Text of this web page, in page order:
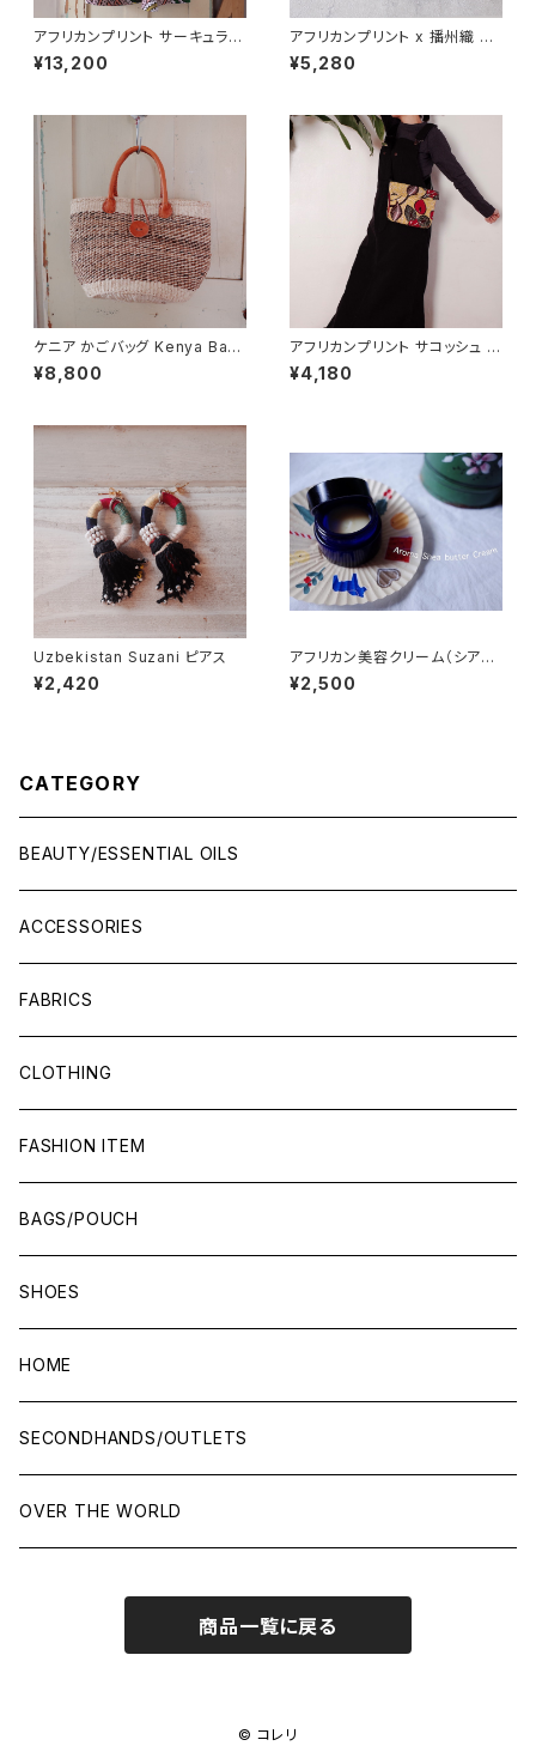
アフリカンプリント サーキュラー
ラップスカート ammonite
¥13,200
アフリカンプリント x 播州織 サ
ファリハット
¥5,280
ケニア かごバッグ Kenya Bask
et Bag <サイザル麻&バナナス
トーク>
¥8,800
アフリカンプリント サコッシュ pi
nk plants in water
¥4,180
Uzbekistan Suzani ピアス
¥2,420
アフリカン美容クリーム（シアバ
ター + バオバブオイル + マダガ
スカル精油)
¥2,500
CATEGORY
BEAUTY/ESSENTIAL OILS
ACCESSORIES
FABRICS
CLOTHING
FASHION ITEM
BAGS/POUCH
SHOES
HOME
SECONDHANDS/OUTLETS
OVER THE WORLD
商品一覧に戻る
© コレリ